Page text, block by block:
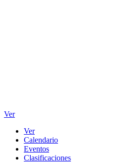
Ver
Ver
Calendario
Eventos
Clasificaciones